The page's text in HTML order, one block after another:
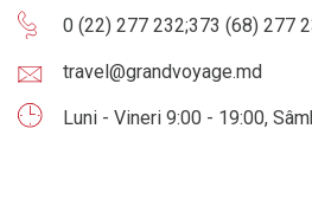
0 (22) 277 232;373 (68) 277
travel@grandvoyage.md
Luni - Vineri 9:00 - 19:00,